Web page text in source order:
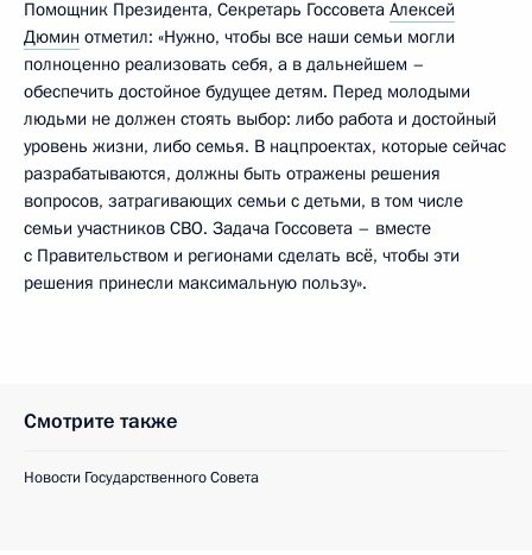
Помощник Президента, Секретарь Госсовета Алексей
Дюмин отметил: «Нужно, чтобы все наши семьи могли
полноценно реализовать себя, а в дальнейшем –
обеспечить достойное будущее детям. Перед молодыми
людьми не должен стоять выбор: либо работа и достойный
уровень жизни, либо семья. В нацпроектах, которые сейчас
разрабатываются, должны быть отражены решения
вопросов, затрагивающих семьи с детьми, в том числе
семьи участников СВО. Задача Госсовета – вместе
с Правительством и регионами сделать всё, чтобы эти
решения принесли максимальную пользу».
Смотрите также
Новости Государственного Совета